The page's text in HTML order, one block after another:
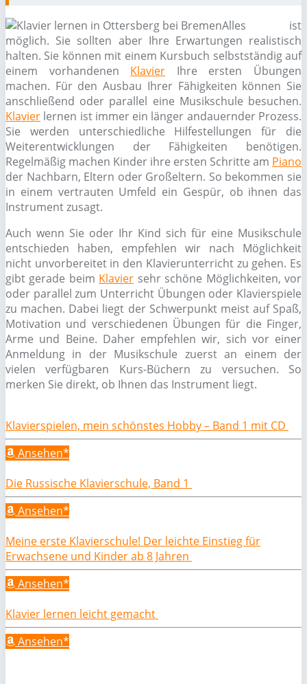
Alles ist
möglich. Sie sollten aber Ihre Erwartungen realistisch
halten. Sie können mit einem Kursbuch selbstständig auf
einem vorhandenen Klavier Ihre ersten Übungen
machen. Für den Ausbau Ihrer Fähigkeiten können Sie
anschließend oder parallel eine Musikschule besuchen.
Klavier lernen ist immer ein länger andauernder Prozess.
Sie werden unterschiedliche Hilfestellungen für die
Weiterentwicklungen der Fähigkeiten benötigen.
Regelmäßig machen Kinder ihre ersten Schritte am Piano
der Nachbarn, Eltern oder Großeltern. So bekommen sie
in einem vertrauten Umfeld ein Gespür, ob ihnen das
Instrument zusagt.
Auch wenn Sie oder Ihr Kind sich für eine Musikschule
entschieden haben, empfehlen wir nach Möglichkeit
nicht unvorbereitet in den Klavierunterricht zu gehen. Es
gibt gerade beim Klavier sehr schöne Möglichkeiten, vor
oder parallel zum Unterricht Übungen oder Klavierspiele
zu machen. Dabei liegt der Schwerpunkt meist auf Spaß,
Motivation und verschiedenen Übungen für die Finger,
Arme und Beine. Daher empfehlen wir, sich vor einer
Anmeldung in der Musikschule zuerst an einem der
vielen verfügbaren Kurs-Büchern zu versuchen. So
merken Sie direkt, ob Ihnen das Instrument liegt.
Klavierspielen, mein schönstes Hobby – Band 1 mit CD
Ansehen*
Die Russische Klavierschule, Band 1
Ansehen*
Meine erste Klavierschule! Der leichte Einstieg für
Erwachsene und Kinder ab 8 Jahren
Ansehen*
Klavier lernen leicht gemacht
Ansehen*